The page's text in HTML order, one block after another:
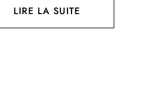
LIRE LA SUITE